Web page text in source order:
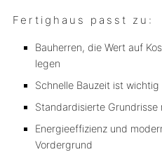
Fertighaus passt zu:
Bauherren, die Wert auf
legen
Schnelle Bauzeit ist wichtig
Standardisierte Grundrisse
Energieeffizienz und
Vordergrund